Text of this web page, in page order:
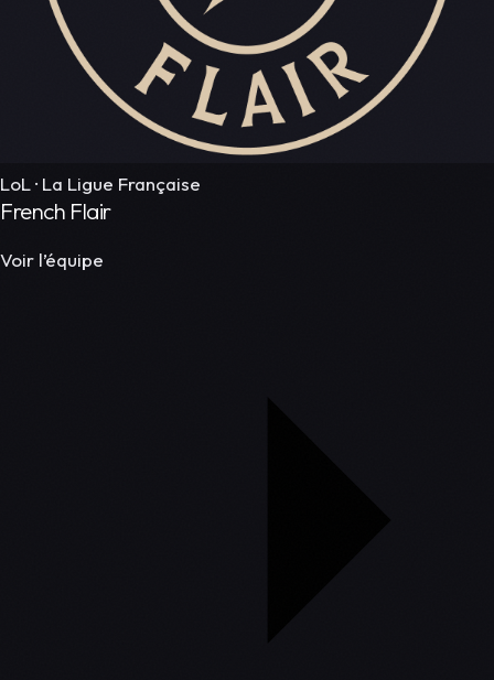
LoL · La Ligue Française
French Flair
Voir l’équipe